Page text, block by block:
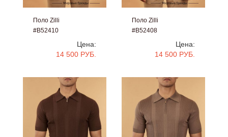
Поло Zilli
#B52410
Цена:
14 500 РУБ.
Поло Zilli
#B52408
Цена:
14 500 РУБ.